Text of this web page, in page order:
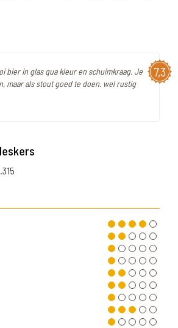
7,3
bier in glas qua kleur en schuimkraag. Je
maar als stout goed te doen. wel rustig